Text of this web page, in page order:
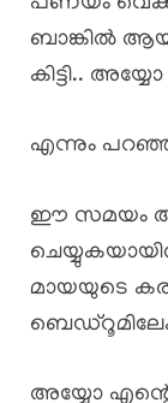
ബാങ്കിൽ
കിട്ടി..
എന്നും
ഈ സമയം
മായയുടെ
അയ്യോ